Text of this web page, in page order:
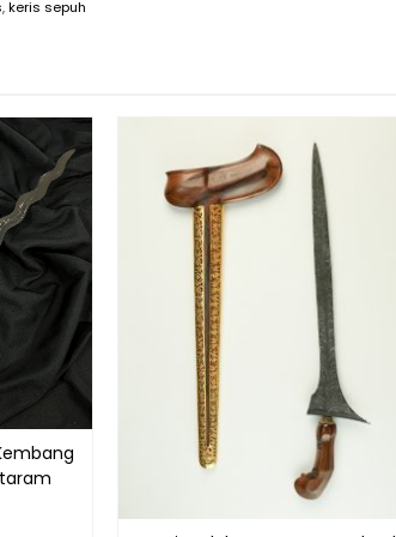
,keris sepuh